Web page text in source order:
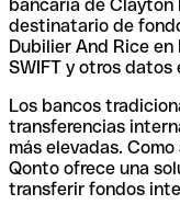
bancaria de Clayton
destinatario de
Dubilier And Rice
SWIFT y otros datos
Los bancos
transferencias
más elevadas.
Qonto ofrece una
transferir fondos